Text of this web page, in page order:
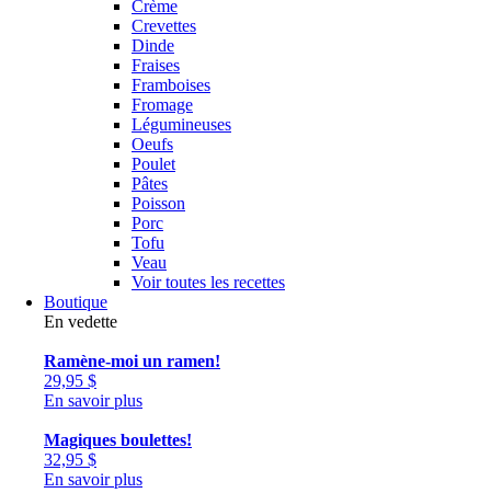
Crème
Crevettes
Dinde
Fraises
Framboises
Fromage
Légumineuses
Oeufs
Poulet
Pâtes
Poisson
Porc
Tofu
Veau
Voir toutes les recettes
Boutique
En vedette
Ramène-moi un ramen!
29,95 $
En savoir plus
Magiques boulettes!
32,95 $
En savoir plus